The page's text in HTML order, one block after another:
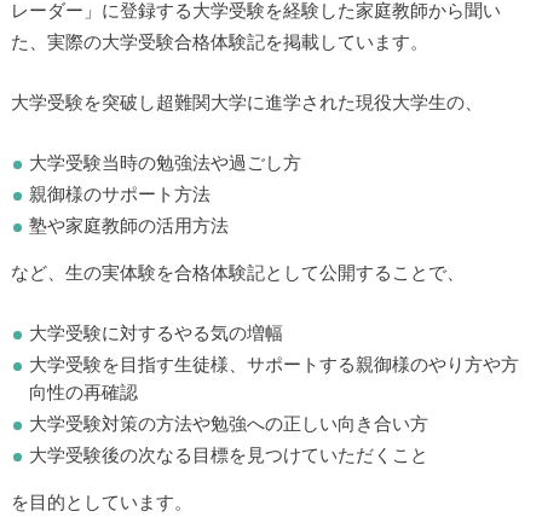
レーダー」に登録する大学受験を経験した家庭教師から聞い
た、実際の大学受験合格体験記を掲載しています。
大学受験を突破し超難関大学に進学された現役大学生の、
大学受験当時の勉強法や過ごし方
親御様のサポート方法
塾や家庭教師の活用方法
など、生の実体験を合格体験記として公開することで、
大学受験に対するやる気の増幅
大学受験を目指す生徒様、サポートする親御様のやり方や方
向性の再確認
大学受験対策の方法や勉強への正しい向き合い方
大学受験後の次なる目標を見つけていただくこと
を目的としています。